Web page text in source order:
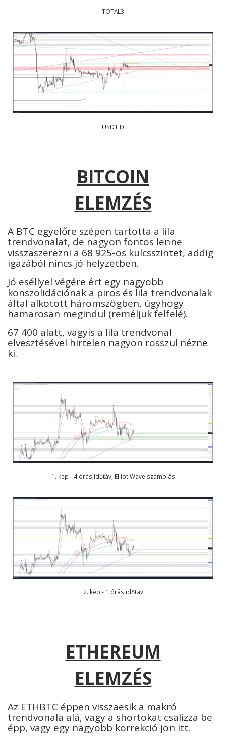
TOTAL3
USDT.D
BITCOIN
ELEMZÉS
A BTC egyelőre szépen tartotta a lila
trendvonalat, de nagyon fontos lenne
visszaszerezni a 68 925-ös kulcsszintet, addig
igazából nincs jó helyzetben.
Jó eséllyel végére ért egy nagyobb
konszolidációnak a piros és lila trendvonalak
által alkotott háromszögben, úgyhogy
hamarosan megindul (reméljük felfelé).
67 400 alatt, vagyis a lila trendvonal
elvesztésével hirtelen nagyon rosszul nézne
ki.
1. kép - 4 órás időtáv, Elliot Wave számolás
2. kép - 1 órás időtáv
ETHEREUM
ELEMZÉS
Az ETHBTC éppen visszaesik a makró
trendvonala alá, vagy a shortokat csalizza be
épp, vagy egy nagyobb korrekció jön itt.